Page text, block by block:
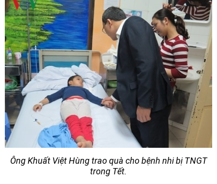
Ông Khuất Việt Hùng trao quà cho bệnh nhi bị TNGT
trong Tết.